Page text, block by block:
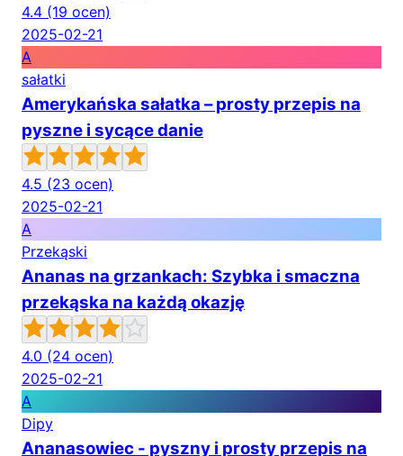
4.4 (19 ocen)
2025-02-21
A
sałatki
Amerykańska sałatka – prosty przepis na
pyszne i sycące danie
4.5 (23 ocen)
2025-02-21
A
Przekąski
Ananas na grzankach: Szybka i smaczna
przekąska na każdą okazję
4.0 (24 ocen)
2025-02-21
A
Dipy
Ananasowiec - pyszny i prosty przepis na